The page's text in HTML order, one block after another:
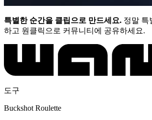
특별한 순간을 클립으로 만드세요. 정말 특
하고 원클릭으로 커뮤니티에 공유하세요.
도구
Buckshot Roulette